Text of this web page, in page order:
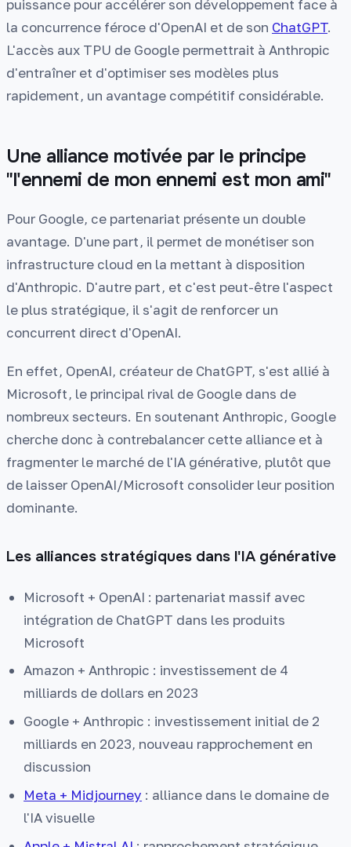
puissance pour accélérer son développement face à
la concurrence féroce d'OpenAI et de son ChatGPT.
L'accès aux TPU de Google permettrait à Anthropic
d'entraîner et d'optimiser ses modèles plus
rapidement, un avantage compétitif considérable.
Une alliance motivée par le principe
"l'ennemi de mon ennemi est mon ami"
Pour Google, ce partenariat présente un double
avantage. D'une part, il permet de monétiser son
infrastructure cloud en la mettant à disposition
d'Anthropic. D'autre part, et c'est peut-être l'aspect
le plus stratégique, il s'agit de renforcer un
concurrent direct d'OpenAI.
En effet, OpenAI, créateur de ChatGPT, s'est allié à
Microsoft, le principal rival de Google dans de
nombreux secteurs. En soutenant Anthropic, Google
cherche donc à contrebalancer cette alliance et à
fragmenter le marché de l'IA générative, plutôt que
de laisser OpenAI/Microsoft consolider leur position
dominante.
Les alliances stratégiques dans l'IA générative
Microsoft + OpenAI : partenariat massif avec
intégration de ChatGPT dans les produits
Microsoft
Amazon + Anthropic : investissement de 4
milliards de dollars en 2023
Google + Anthropic : investissement initial de 2
milliards en 2023, nouveau rapprochement en
discussion
Meta + Midjourney : alliance dans le domaine de
l'IA visuelle